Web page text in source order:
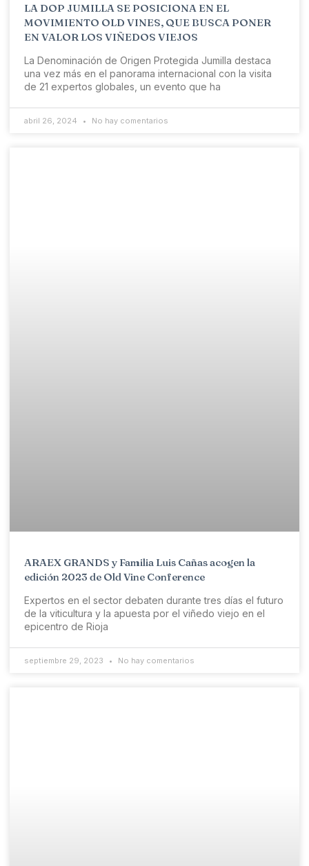
LA DOP JUMILLA SE POSICIONA EN EL
MOVIMIENTO OLD VINES, QUE BUSCA PONER
EN VALOR LOS VIÑEDOS VIEJOS
La Denominación de Origen Protegida Jumilla destaca
una vez más en el panorama internacional con la visita
de 21 expertos globales, un evento que ha
abril 26, 2024 No hay comentarios
ARAEX GRANDS y Familia Luis Cañas acogen la
edición 2023 de Old Vine Conference
Expertos en el sector debaten durante tres días el futuro
de la viticultura y la apuesta por el viñedo viejo en el
epicentro de Rioja
septiembre 29, 2023 No hay comentarios